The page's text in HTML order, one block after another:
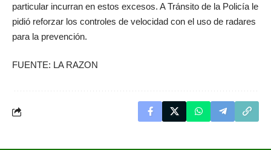
particular incurran en estos excesos. A Tránsito de la Policía le
pidió reforzar los controles de velocidad con el uso de radares
para la prevención.
FUENTE: LA RAZON